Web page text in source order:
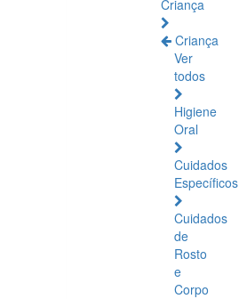
Criança
Criança
Ver
todos
Higiene
Oral
Cuidados
Específicos
Cuidados
de
Rosto
e
Corpo